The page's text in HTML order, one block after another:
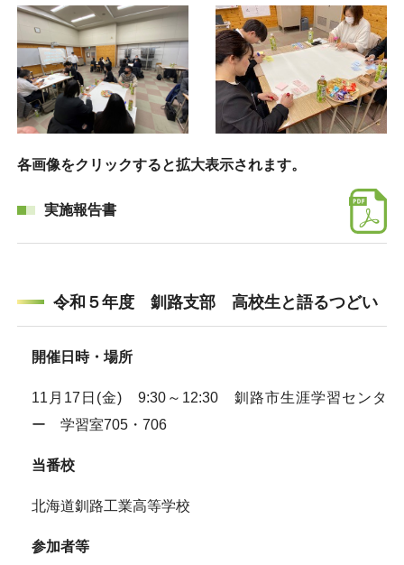
各画像をクリックすると拡大表示されます。
実施報告書
令和５年度 釧路支部 高校生と語るつどい
開催日時・場所
11月17日(金) 9:30～12:30 釧路市生涯学習センタ
ー 学習室705・706
当番校
北海道釧路工業高等学校
参加者等